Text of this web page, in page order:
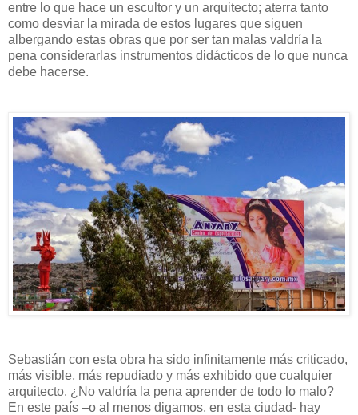
entre lo que hace un escultor y un arquitecto; aterra tanto
como desviar la mirada de estos lugares que siguen
albergando estas obras que por ser tan malas valdría la
pena considerarlas instrumentos didácticos de lo que nunca
debe hacerse.
Sebastián con esta obra ha sido infinitamente más criticado,
más visible, más repudiado y más exhibido que cualquier
arquitecto. ¿No valdría la pena aprender de todo lo malo?
En este país –o al menos digamos, en esta ciudad- hay